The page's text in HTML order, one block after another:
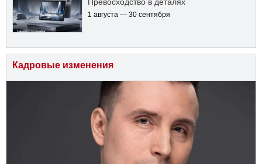
1 августа — 30 сентября
Кадровые изменения